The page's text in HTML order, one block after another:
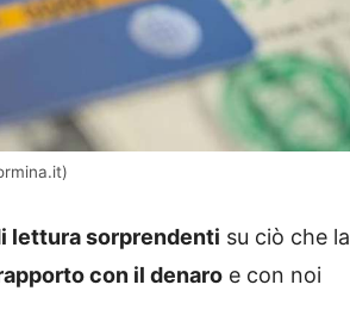
lettura sorprendenti su ciò che la
con il denaro e con noi